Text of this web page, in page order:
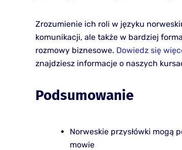
Zrozumienie ich roli w języku
komunikacji, ale także w bardziej
rozmowy biznesowe. Dowiedz się
znajdziesz informacje o naszych
Podsumowanie
Norweskie przysłówki mogą
mowie